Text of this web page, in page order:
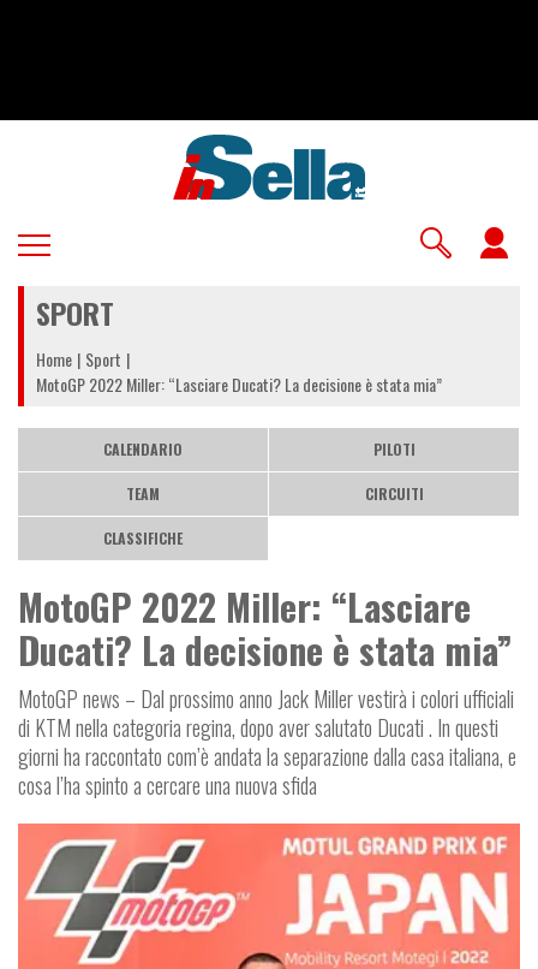
SPORT
Home Sport
MotoGP 2022 Miller: “Lasciare Ducati? La decisione è stata mia”
CALENDARIO PILOTI
TEAM CIRCUITI
CLASSIFICHE
MotoGP 2022 Miller: “Lasciare
Ducati? La decisione è stata mia”
MotoGP news – Dal prossimo anno Jack Miller vestirà i colori ufficiali
di KTM nella categoria regina, dopo aver salutato Ducati . In questi
giorni ha raccontato com’è andata la separazione dalla casa italiana, e
cosa l’ha spinto a cercare una nuova sfida